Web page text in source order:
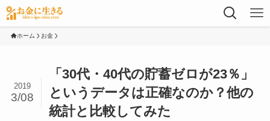
ホーム お金
「30代・40代の貯蓄ゼロが23％」
というデータは正確なのか？他の
統計と比較してみた
2019
3/08